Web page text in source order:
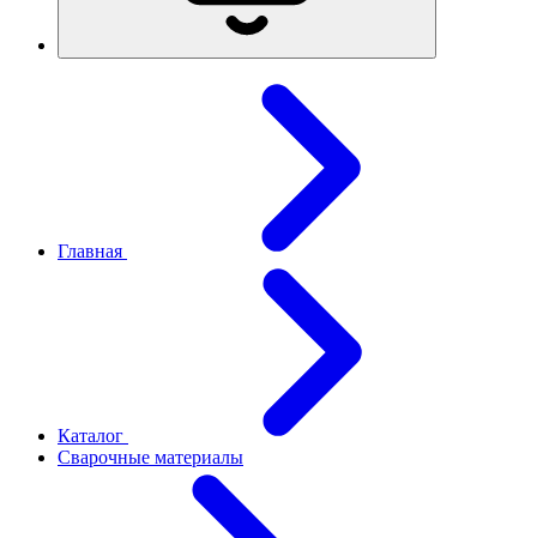
Главная
Каталог
Сварочные материалы